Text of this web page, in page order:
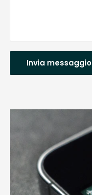
Invia messaggio